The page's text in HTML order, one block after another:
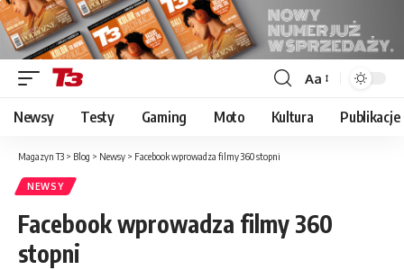
Font
Resizer
Aa
Newsy Testy Gaming Moto Kultura Publikacje
Magazyn T3 > Blog > Newsy > Facebook wprowadza filmy 360 stopni
NEWSY
Facebook wprowadza filmy 360
stopni